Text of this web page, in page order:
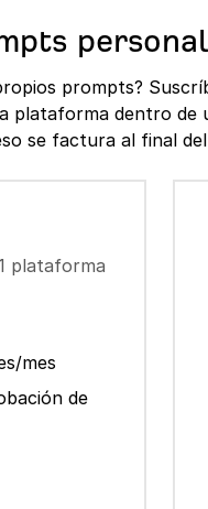
prompts?
plataforma dentro de
se factura al final
plataforma
mes
de